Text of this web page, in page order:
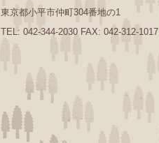
東京都小平市仲町304番地の1
TEL: 042-344-2030 FAX: 042-312-1017